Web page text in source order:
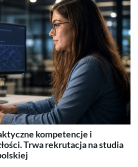
kompetencje i
Trwa rekrutacja na studia